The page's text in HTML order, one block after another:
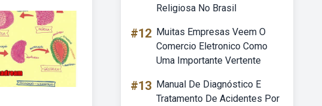
Religiosa No Brasil
#12 Muitas Empresas Veem O
Comercio Eletronico Como
Uma Importante Vertente
#13 Manual De Diagnóstico E
Tratamento De Acidentes Por